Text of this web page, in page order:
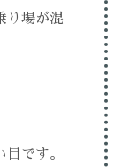
り場が混
です。